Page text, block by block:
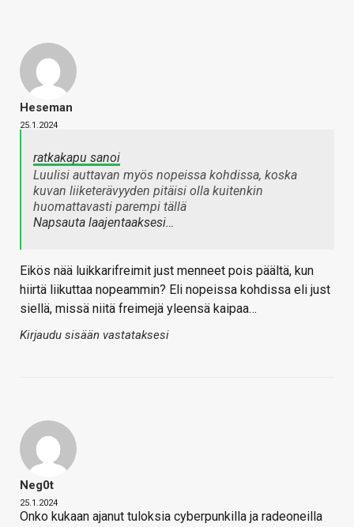
Heseman
25.1.2024
ratkakapu sanoi
Luulisi auttavan myös nopeissa kohdissa, koska
kuvan liiketerävyyden pitäisi olla kuitenkin
huomattavasti parempi tällä
Napsauta laajentaaksesi…
Eikös nää luikkarifreimit just menneet pois päältä, kun
hiirtä liikuttaa nopeammin? Eli nopeissa kohdissa eli just
siellä, missä niitä freimejä yleensä kaipaa…
Kirjaudu sisään vastataksesi
Neg0t
25.1.2024
Onko kukaan ajanut tuloksia cyberpunkilla ja radeoneilla